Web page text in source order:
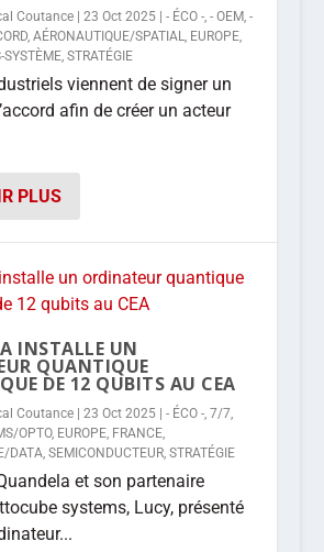
Coutance| 23 Oct 2025| - ÉCO -, - OEM, -
, AÉRONAUTIQUE/SPATIAL, EUROPE,
SYSTÈME, STRATÉGIE
viennent de signer un
afin de créer un acteur
PLUS
INSTALLE UN
QUANTIQUE
DE 12 QUBITS AU CEA
Coutance| 23 Oct 2025| - ÉCO -, 7/7,
OPTO, EUROPE, FRANCE,
DATA, SEMICONDUCTEUR, STRATÉGIE
et son partenaire
systems, Lucy, présenté